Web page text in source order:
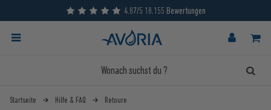
4.87/5 18.155 Bewertungen
Startseite Hilfe & FAQ Retoure